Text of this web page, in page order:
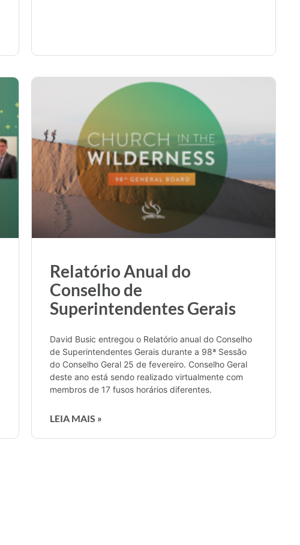
Relatório Anual do
Conselho de
Superintendentes Gerais
David Busic entregou o Relatório anual do Conselho
de Superintendentes Gerais durante a 98ª Sessão
do Conselho Geral 25 de fevereiro. Conselho Geral
deste ano está sendo realizado virtualmente com
membros de 17 fusos horários diferentes.
LEIA MAIS »